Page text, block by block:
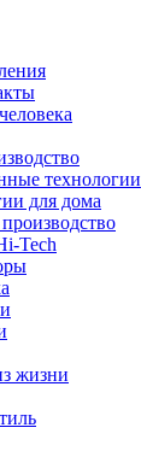
технологии
для дома
Tech
жизни